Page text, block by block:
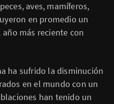
aves, mamíferos,
en promedio un
año más reciente con
ha sufrido la disminución
en el mundo con un
han tenido un